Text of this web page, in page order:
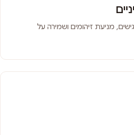
מניעת זיהומים ושמירה על